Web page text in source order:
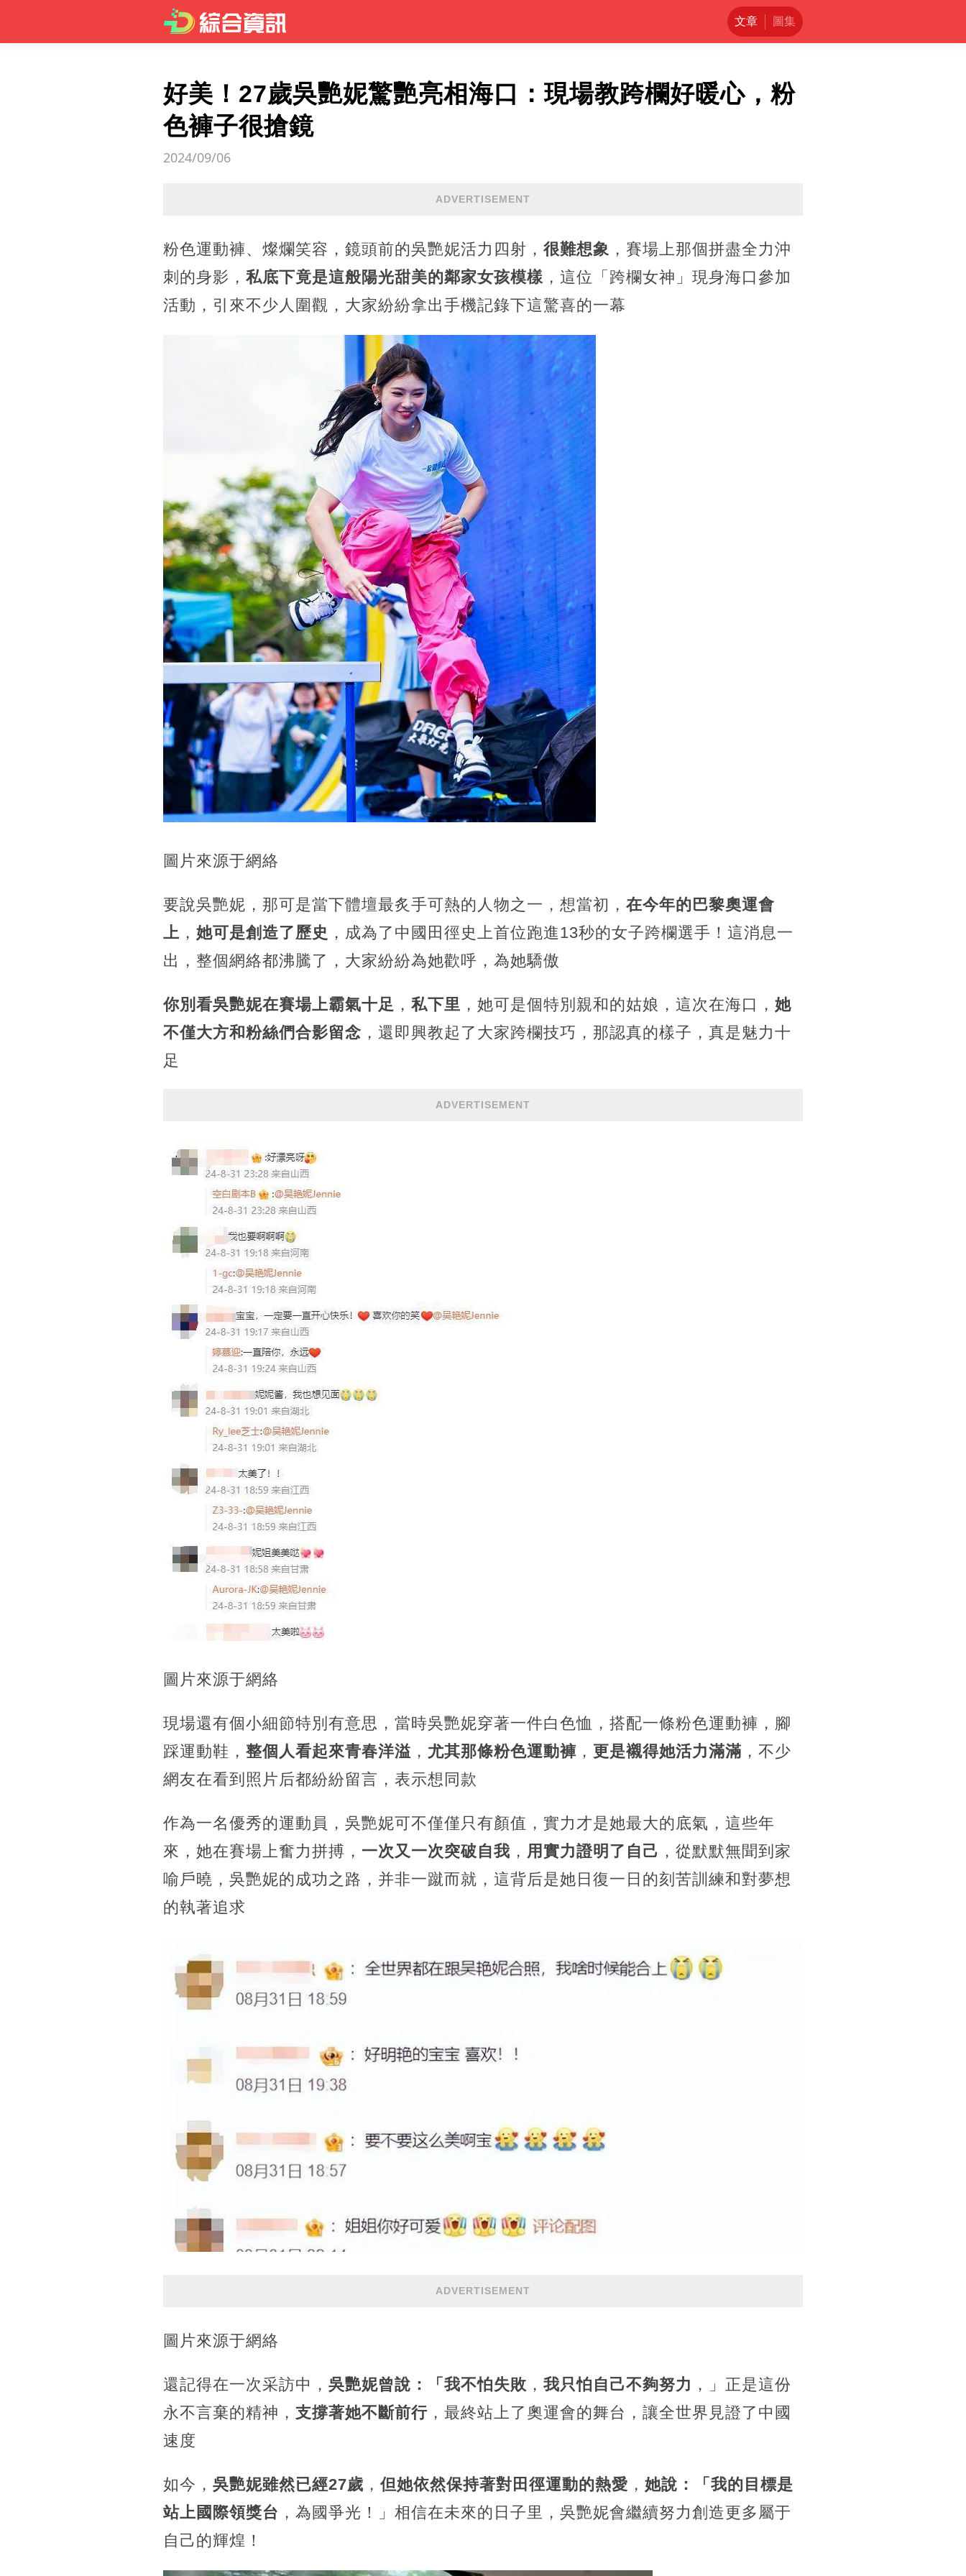
文章 圖集
好美！27歲吳艷妮驚艷亮相海口：現場教跨欄好暖心，粉
色褲子很搶鏡
2024/09/06
ADVERTISEMENT
粉色運動褲、燦爛笑容，鏡頭前的吳艷妮活力四射， 很難想象 ，賽場上那個拼盡全力沖
刺的身影， 私底下竟是這般陽光甜美的鄰家女孩模樣 ，這位「跨欄女神」現身海口參加
活動，引來不少人圍觀，大家紛紛拿出手機記錄下這驚喜的一幕
圖片來源于網絡
要說吳艷妮，那可是當下體壇最炙手可熱的人物之一，想當初， 在今年的巴黎奧運會
上 ， 她可是創造了歷史 ，成為了中國田徑史上首位跑進13秒的女子跨欄選手！這消息一
出，整個網絡都沸騰了，大家紛紛為她歡呼，為她驕傲
你別看吳艷妮在賽場上霸氣十足 ， 私下里 ，她可是個特別親和的姑娘，這次在海口， 她
不僅大方和粉絲們合影留念 ，還即興教起了大家跨欄技巧，那認真的樣子，真是魅力十
足
ADVERTISEMENT
圖片來源于網絡
現場還有個小細節特別有意思，當時吳艷妮穿著一件白色恤，搭配一條粉色運動褲，腳
踩運動鞋， 整個人看起來青春洋溢 ， 尤其那條粉色運動褲 ， 更是襯得她活力滿滿 ，不少
網友在看到照片后都紛紛留言，表示想同款
作為一名優秀的運動員，吳艷妮可不僅僅只有顏值，實力才是她最大的底氣，這些年
來，她在賽場上奮力拼搏， 一次又一次突破自我 ， 用實力證明了自己 ，從默默無聞到家
喻戶曉，吳艷妮的成功之路，并非一蹴而就，這背后是她日復一日的刻苦訓練和對夢想
的執著追求
ADVERTISEMENT
圖片來源于網絡
還記得在一次采訪中， 吳艷妮曾說：「我不怕失敗 ， 我只怕自己不夠努力 ，」正是這份
永不言棄的精神， 支撐著她不斷前行 ，最終站上了奧運會的舞台，讓全世界見證了中國
速度
如今， 吳艷妮雖然已經27歲 ， 但她依然保持著對田徑運動的熱愛 ， 她說：「我的目標是
站上國際領獎台 ，為國爭光！」相信在未來的日子里，吳艷妮會繼續努力創造更多屬于
自己的輝煌！